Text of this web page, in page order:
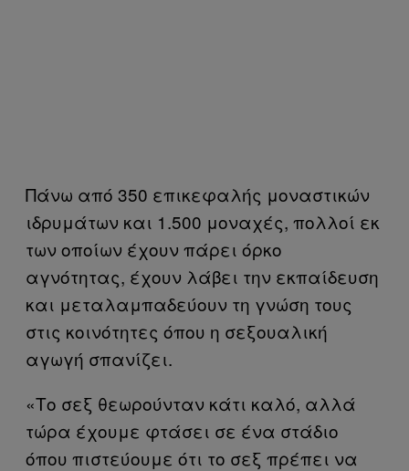
Πάνω από 350 επικεφαλής μοναστικών
ιδρυμάτων και 1.500 μοναχές, πολλοί εκ
των οποίων έχουν πάρει όρκο
αγνότητας, έχουν λάβει την εκπαίδευση
και μεταλαμπαδεύουν τη γνώση τους
στις κοινότητες όπου η σεξουαλική
αγωγή σπανίζει.
«Το σεξ θεωρούνταν κάτι καλό, αλλά
τώρα έχουμε φτάσει σε ένα στάδιο
όπου πιστεύουμε ότι το σεξ πρέπει να